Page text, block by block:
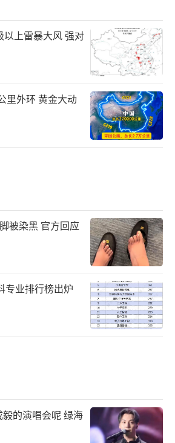
以上雷暴大风 强对
里外环 黄金大动
被染黑 官方回应
业排行榜出炉
的演唱会呢 绿海